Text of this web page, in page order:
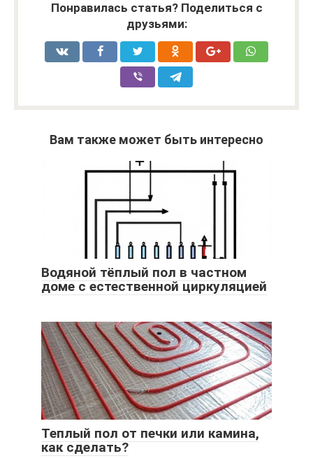
Понравилась статья? Поделиться с
друзьями:
Вам также может быть интересно
Водяной тёплый пол в частном
доме с естественной циркуляцией
Теплый пол от печки или камина,
как сделать?